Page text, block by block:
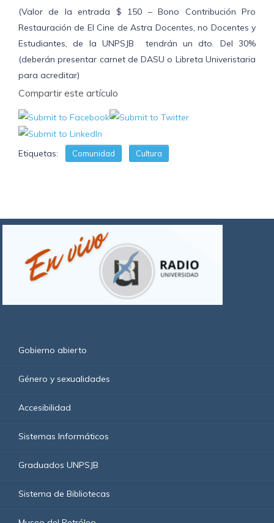
(Valor de la entrada $ 150 – Bono Contribución Pro
Restauración de El Cine de Astra Docentes, no Docentes y
Estudiantes, de la UNPSJB tendrán un dto. Del 30%
(deberán presentar carnet de DASU o Libreta Univeristaria
para acreditar)
Compartir este artículo
Etiquetas: Comunidad Cultura
Gobierno abierto
Género y sexualidades
Accesibilidad
Sistemas Informáticos
Graduados UNPSJB
Sistema de Bibliotecas